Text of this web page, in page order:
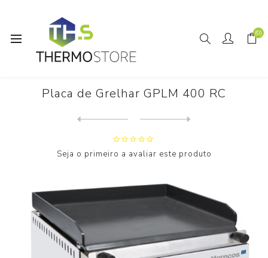
(0)
Início Horeca Placa de Grelhar GPLM 400 RC
Placa de Grelhar GPLM 400 RC
Seja o primeiro a avaliar este produto